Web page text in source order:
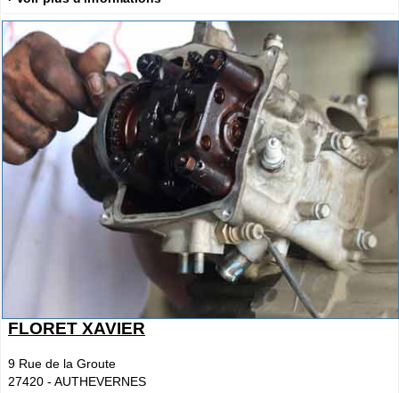
FLORET XAVIER
9 Rue de la Groute
27420 - AUTHEVERNES